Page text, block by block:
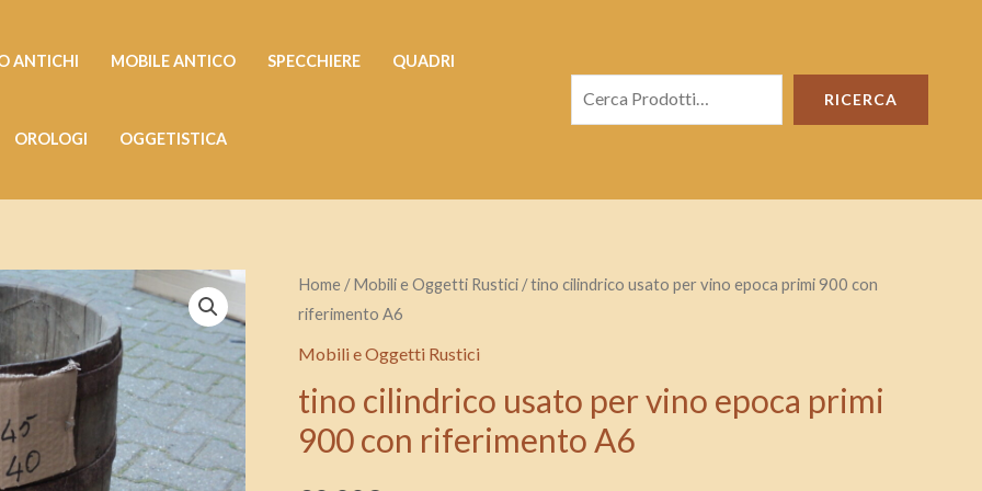
ANTICHI MOBILE ANTICO SPECCHIERE QUADRI
OROLOGI OGGETISTICA
RICERCA
Home /Mobili e Oggetti Rustici / tino cilindrico usato per vino epoca primi 900 con
riferimento A6
Mobili e Oggetti Rustici
tino cilindrico usato per vino epoca primi
900 con riferimento A6
tino
cilindrico
usato
vino
epoca